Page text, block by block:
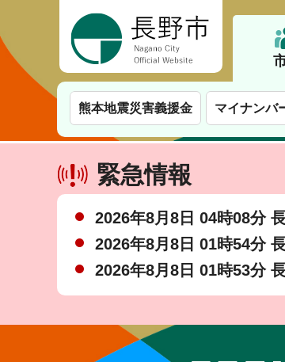
熊本地震災害義援金 マイナンバ
緊急情報
2026年8月8日 04時08分
2026年8月8日 01時54分
2026年8月8日 01時53分